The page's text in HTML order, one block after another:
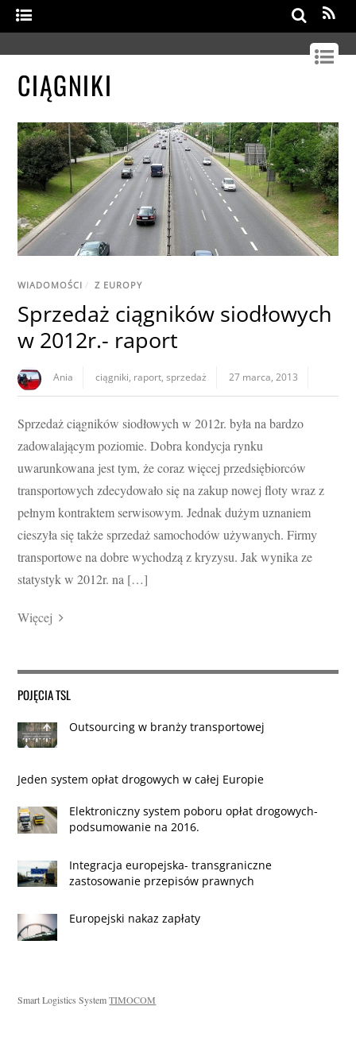
CIĄGNIKI
WIADOMOŚCI / Z EUROPY
Sprzedaż ciągników siodłowych
w 2012r.- raport
Ania ciągniki, raport,sprzedaż 27 marca, 2013
Sprzedaż ciągników siodłowych w 2012r. była na bardzo
zadowalającym poziomie. Dobra kondycja rynku
uwarunkowana jest tym, że coraz więcej przedsiębiorców
transportowych zdecydowało się na zakup nowej floty wraz z
pełnym kontraktem serwisowym. Jednak dużym uznaniem
cieszyła się także sprzedaż samochodów używanych. Firmy
transportowe na dobre wychodzą z kryzysu. Jak wynika ze
statystyk w 2012r. na […]
Więcej
POJĘCIA TSL
Outsourcing w branży transportowej
Jeden system opłat drogowych w całej Europie
Elektroniczny system poboru opłat drogowych-
podsumowanie na 2016.
Integracja europejska- transgraniczne
zastosowanie przepisów prawnych
Europejski nakaz zapłaty
Smart Logistics SystemTIMOCOM